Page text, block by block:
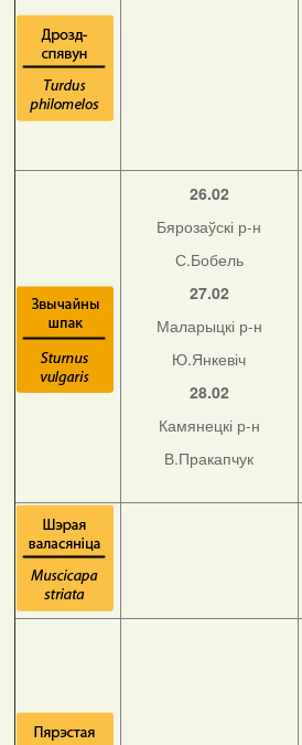
26.02
Бярозаўскі р-н
С.Бобель
27.02
Маларыцкі р-н
Ю.Янкевіч
28.02
Камянецкі р-н
В.Пракапчук